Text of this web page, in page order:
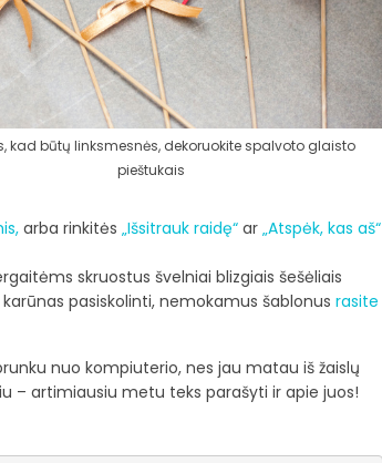
kad būtų linksmesnės, dekoruokite spalvoto glaisto
pieštukais
arba rinkitės „Išsitrauk raidę“ ar „Atspėk, kas aš“
skruostus švelniai blizgiais šešėliais
pasiskolinti, nemokamus šablonus rasite
nuo kompiuterio, nes jau matau iš žaislų
– artimiausiu metu teks parašyti ir apie juos!